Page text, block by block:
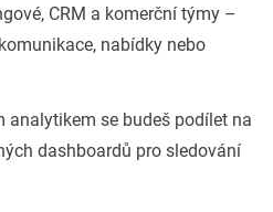
CRM a komerční týmy –
nabídky nebo
analytikem se budeš podílet na
dashboardů pro sledování